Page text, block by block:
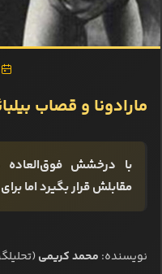
مارادونا و قصاب
با درخشش
مقابلش قرار بگیرد اما
نویسنده: محمد کریمی